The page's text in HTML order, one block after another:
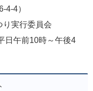
4-4）
り実行委員会
日午前10時～午後4